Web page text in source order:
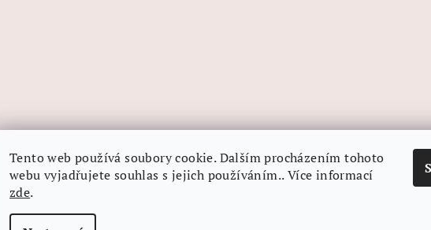
Tento web používá soubory cookie. Dalším procházením tohoto
webu vyjadřujete souhlas s jejich používáním.. Více informací
zde.